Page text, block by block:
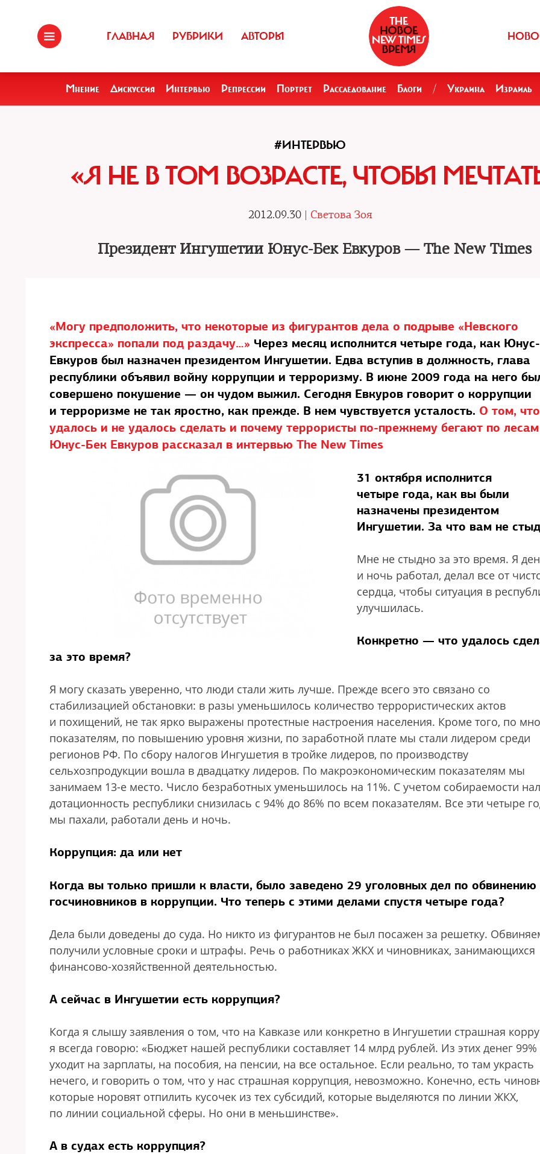
ГЛАВНАЯ РУБРИКИ АВТОРЫ
Мнение Дискуссия Интервью Репрессии Портрет Расследование Блоги / Украина Израиль
#ИНТЕРВЬЮ
«Я НЕ В ТОМ ВОЗРАСТЕ, ЧТОБЫ
2012.09.30 | Светова Зоя
Президент Ингушетии Юнус-Бек Евкуров — The New Times
«Могу предположить, что некоторые из фигурантов дела о подрыве «Невского
экспресса» попали под раздачу…» Через месяц исполнится четыре года, как
Евкуров был назначен президентом Ингушетии. Едва вступив в должность, глава
республики объявил войну коррупции и терроризму. В июне 2009 года на него
совершено покушение — он чудом выжил. Сегодня Евкуров говорит о коррупции
и терроризме не так яростно, как прежде. В нем чувствуется усталость. О том, что
удалось и не удалось сделать и почему террористы по-прежнему бегают по
Юнус-Бек Евкуров рассказал в интервью The New Times
31 октября исполнится
четыре года, как вы были
назначены президентом
Ингушетии. За что вам не
Мне не стыдно за это время. Я
и ночь работал, делал все от
сердца, чтобы ситуация в
улучшилась.
Конкретно — что удалось
за это время?
Я могу сказать уверенно, что люди стали жить лучше. Прежде всего это связано со
стабилизацией обстановки: в разы уменьшилось количество террористических актов
и похищений, не так ярко выражены протестные настроения населения. Кроме того, по
показателям, по повышению уровня жизни, по заработной плате мы стали лидером среди
регионов РФ. По сбору налогов Ингушетия в тройке лидеров, по производству
сельхозпродукции вошла в двадцатку лидеров. По макроэкономическим показателям мы
занимаем 13-е место. Число безработных уменьшилось на 11%. С учетом собираемости
дотационность республики снизилась с 94% до 86% по всем показателям. Все эти четыре
мы пахали, работали день и ночь.
Коррупция: да или нет
Когда вы только пришли к власти, было заведено 29 уголовных дел по обвинению
госчиновников в коррупции. Что теперь с этими делами спустя четыре года?
Дела были доведены до суда. Но никто из фигурантов не был посажен за решетку.
получили условные сроки и штрафы. Речь о работниках ЖКХ и чиновниках, занимающихся
финансово-хозяйственной деятельностью.
А сейчас в Ингушетии есть коррупция?
Когда я слышу заявления о том, что на Кавказе или конкретно в Ингушетии страшная
я всегда говорю: «Бюджет нашей республики составляет 14 млрд рублей. Из этих денег 99%
уходит на зарплаты, на пособия, на пенсии, на все остальное. Если реально, то там украсть
нечего, и говорить о том, что у нас страшная коррупция, невозможно. Конечно, есть
которые норовят отпилить кусочек из тех субсидий, которые выделяются по линии ЖКХ,
по линии социальной сферы. Но они в меньшинстве».
А в судах есть коррупция?